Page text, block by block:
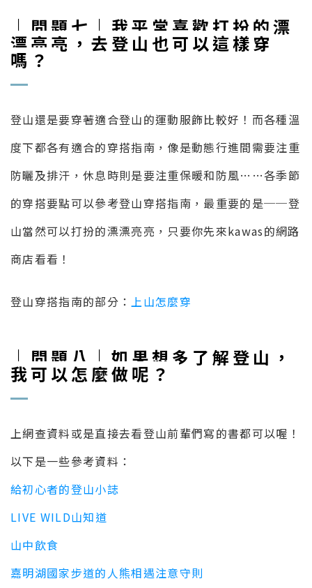
｜問題七｜我平常喜歡打扮的漂
漂亮亮，去登山也可以這樣穿
嗎？
登山還是要穿著適合登山的運動服飾比較好！而各種溫
度下都各有適合的穿搭指南，像是動態行進間需要注重
防曬及排汗，休息時則是要注重保暖和防風……各季節
的穿搭要點可以參考登山穿搭指南，最重要的是──登
山當然可以打扮的漂漂亮亮，只要你先來kawas的網路
商店看看！
登山穿搭指南的部分：上山怎麼穿
｜問題八｜如果想多了解登山，
我可以怎麼做呢？
上網查資料或是直接去看登山前輩們寫的書都可以喔！
以下是一些參考資料：
給初心者的登山小誌
LIVE WILD山知道
山中飲食
嘉明湖國家步道的人熊相遇注意守則